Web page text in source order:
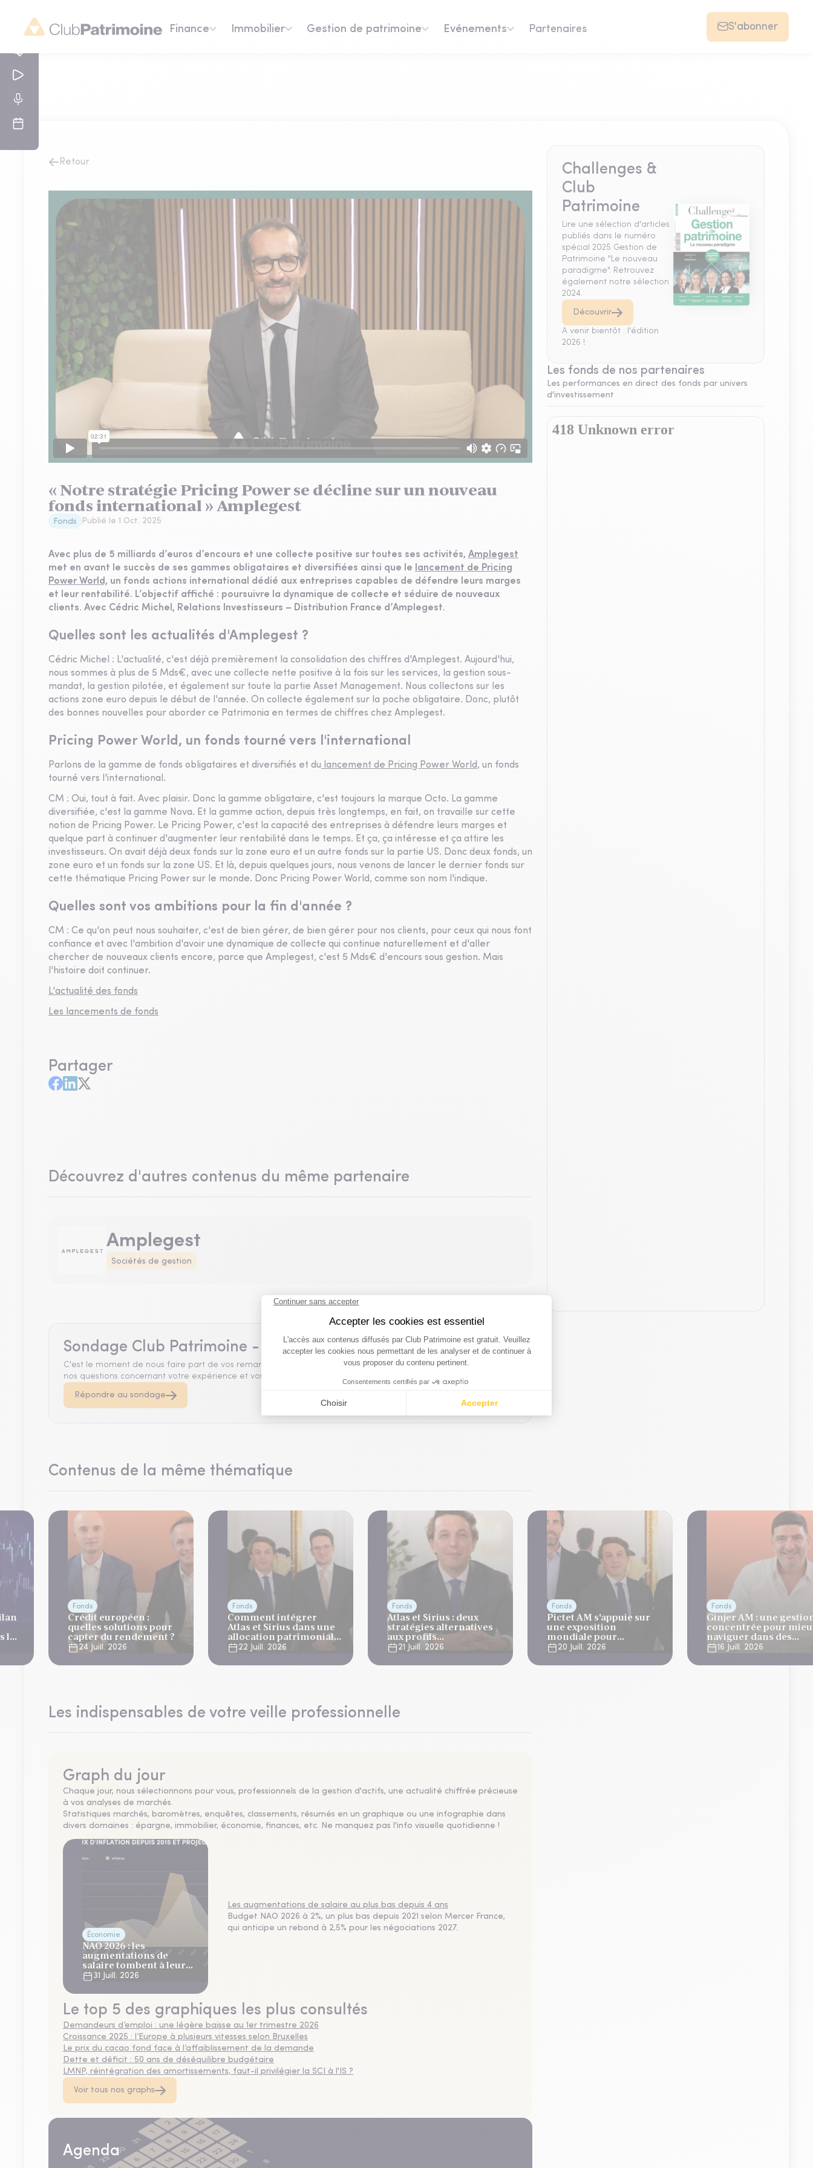
Finance Immobilier Gestion de patrimoine Evénements Partenaires S'abonner
Retour
« Notre stratégie Pricing Power se décline sur un nouveau
fonds international » Amplegest
Fonds Publié le 1 Oct. 2025
Avec plus de 5 milliards d’euros d’encours et une collecte positive sur toutes ses activités, Amplegest
met en avant le succès de ses gammes obligataires et diversifiées ainsi que le
lancement de Pricing
Power World, un fonds actions international dédié aux entreprises capables de défendre leurs marges
et leur rentabilité. L’objectif affiché : poursuivre la dynamique de collecte et séduire de nouveaux
clients. Avec Cédric Michel, Relations Investisseurs – Distribution France d’Amplegest.
Quelles sont les actualités d'Amplegest ?
Cédric Michel : L'actualité, c'est déjà premièrement la consolidation des chiffres d'Amplegest. Aujourd'hui,
nous sommes à plus de 5 Mds€, avec une collecte nette positive à la fois sur les services, la gestion sous-
mandat, la gestion pilotée, et également sur toute la partie Asset Management. Nous collectons sur les
actions zone euro depuis le début de l'année. On collecte également sur la poche obligataire. Donc, plutôt
des bonnes nouvelles pour aborder ce Patrimonia en termes de chiffres chez Amplegest.
Pricing Power World, un fonds tourné vers l'international
Parlons de la gamme de fonds obligataires et diversifiés et du lancement de Pricing Power World, un fonds
tourné vers l'international.
CM : Oui, tout à fait. Avec plaisir. Donc la gamme obligataire, c'est toujours la marque Octo. La gamme
diversifiée, c'est la gamme Nova. Et la gamme action, depuis très longtemps, en fait, on travaille sur cette
notion de Pricing Power. Le Pricing Power, c'est la capacité des entreprises à défendre leurs marges et
quelque part à continuer d'augmenter leur rentabilité dans le temps. Et ça, ça intéresse et ça attire les
investisseurs. On avait déjà deux fonds sur la zone euro et un autre fonds sur la partie US. Donc deux fonds, un
zone euro et un fonds sur la zone US. Et là, depuis quelques jours, nous venons de lancer le dernier fonds sur
cette thématique Pricing Power sur le monde. Donc Pricing Power World, comme son nom l'indique.
Quelles sont vos ambitions pour la fin d'année ?
CM : Ce qu'on peut nous souhaiter, c'est de bien gérer, de bien gérer pour nos clients, pour ceux qui nous font
confiance et avec l'ambition d'avoir une dynamique de collecte qui continue naturellement et d'aller
chercher de nouveaux clients encore, parce que Amplegest, c'est 5 Mds€ d'encours sous gestion. Mais
l'histoire doit continuer.
L'actualité des fonds
Les lancements de fonds
Partager
Découvrez d'autres contenus du même partenaire
Amplegest
Sociétés de gestion
Sondage Club Patrimoine - A vos suggestions !
C'est le moment de nous faire part de vos remarques et suggestions. Prenez quelques instants pour répondre à
nos questions concernant votre expérience et vos attentes concernant notre site Club Patrimoine.
Répondre au sondage
Contenus de la même thématique
la
Fonds
Crédit européen :
quelles solutions pour
capter du rendement ?
24 Juill. 2026
Fonds
Comment intégrer
Atlas et Sirius dans une
allocation patrimoniale
?
22 Juill. 2026
Fonds
Atlas et Sirius : deux
stratégies alternatives
aux profils
complémentaires
21 Juill. 2026
Fonds
Pictet AM s'appuie sur
une exposition
mondiale pour
développer ses
stratégies long/short
20 Juill. 2026
Fonds
Ginjer AM : une
concentrée pour
naviguer dans des
marchés volatils
16 Juill. 2026
Les indispensables de votre veille professionnelle
Graph du jour
Chaque jour, nous sélectionnons pour vous, professionnels de la gestion d'actifs, une actualité chiffrée précieuse
à vos analyses de marchés.
Statistiques marchés, baromètres, enquêtes, classements, résumés en un graphique ou une infographie dans
divers domaines : épargne, immobilier, économie, finances, etc. Ne manquez pas l'info visuelle quotidienne !
Économie
NAO 2026 : les
augmentations de
salaire tombent à leur
plus bas niveau depuis 4
ans
31 Juill. 2026
Les augmentations de salaire au plus bas depuis 4 ans
Budget NAO 2026 à 2%, un plus bas depuis 2021 selon Mercer France,
qui anticipe un rebond à 2,5% pour les négociations 2027.
Le top 5 des graphiques les plus consultés
Demandeurs d’emploi : une légère baisse au 1er trimestre 2026
Croissance 2025 : l’Europe à plusieurs vitesses selon Bruxelles
Le prix du cacao fond face à l’affaiblissement de la demande
Dette et déficit : 50 ans de déséquilibre budgétaire
LMNP, réintégration des amortissements, faut-il privilégier la SCI à l'IS ?
Voir tous nos graphs
Agenda
Challenges &
Club
Patrimoine
Lire une sélection d'articles
publiés dans le numéro
spécial 2025 Gestion de
Patrimoine "Le nouveau
paradigme". Retrouvez
également notre sélection
2024.
Découvrir
A venir bientôt : l'édition
2026 !
Les fonds de nos partenaires
Les performances en direct des fonds par univers
d'investissement